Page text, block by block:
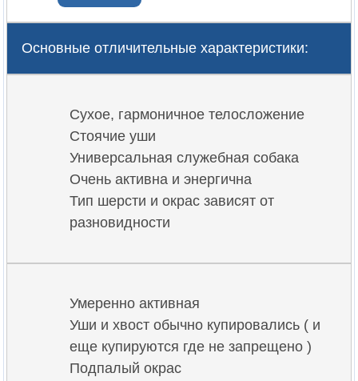
Основные отличительные характеристики:
Сухое, гармоничное телосложение
Стоячие уши
Универсальная служебная собака
Очень активна и энергична
Тип шерсти и окрас зависят от
разновидности
Умеренно активная
Уши и хвост обычно купировались ( и
еще купируются где не запрещено )
Подпалый окрас